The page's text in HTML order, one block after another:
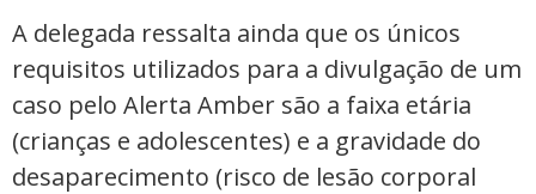
A delegada ressalta ainda que os únicos
requisitos utilizados para a divulgação de um
caso pelo Alerta Amber são a faixa etária
(crianças e adolescentes) e a gravidade do
desaparecimento (risco de lesão corporal